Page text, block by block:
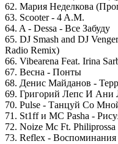
62. Мария Неделкова
63. Scooter - 4 A.M.
64. A - Dessa - Все Забуду
65. DJ Smash and DJ
Radio Remix)
66. Vibearena Feat. Irina
67. Весна - Понты
68. Денис Майданов -
69. Григорий Лепс И Ани
70. Pulse - Танцуй Со
71. St1ff и MC Pasha -
72. Noize Mc Ft.
73. Reflex -